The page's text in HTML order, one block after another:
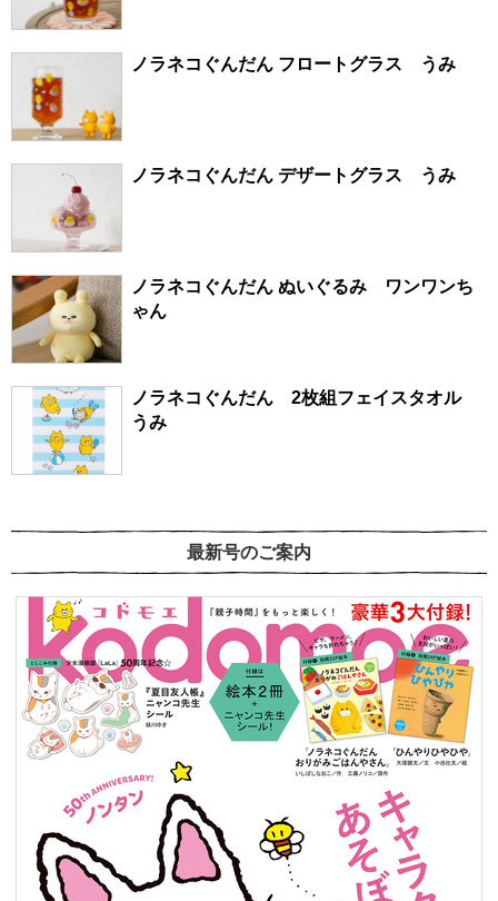
ノラネコぐんだん フロートグラス うみ
ノラネコぐんだん デザートグラス うみ
ノラネコぐんだん ぬいぐるみ ワンワンち
ゃん
ノラネコぐんだん 2枚組フェイスタオル
うみ
最新号のご案内